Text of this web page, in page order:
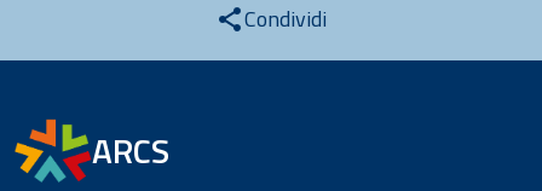
Condividi
ARCS